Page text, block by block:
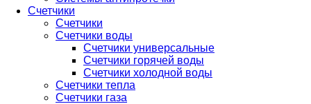
Счетчики
Счетчики
Счетчики воды
Счетчики универсальные
Счетчики горячей воды
Счетчики холодной воды
Счетчики тепла
Счетчики газа